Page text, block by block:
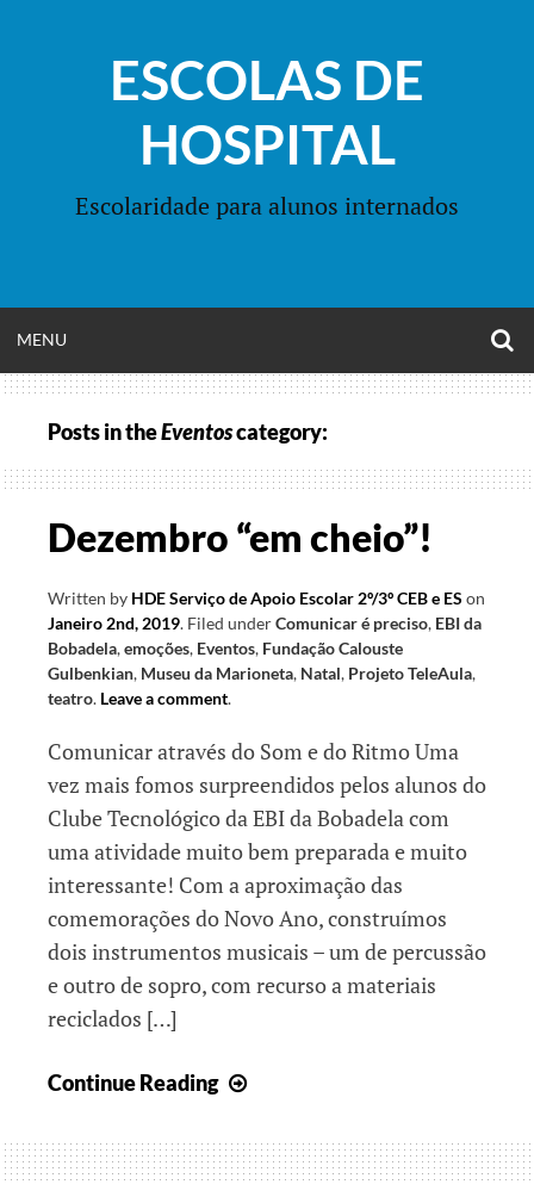
ESCOLAS DE
HOSPITAL
Escolaridade para alunos internados
MENU
MENU
Posts in theEventoscategory:
Dezembro “em cheio”!
Written by HDE Serviço de Apoio Escolar 2º/3º CEB e ES on
Janeiro 2nd, 2019. Filed underComunicar é preciso, EBI da
Bobadela,emoções, Eventos, Fundação Calouste
Gulbenkian, Museu da Marioneta, Natal, Projeto TeleAula,
teatro. Leave a comment.
Comunicar através do Som e do Ritmo Uma
vez mais fomos surpreendidos pelos alunos do
Clube Tecnológico da EBI da Bobadela com
uma atividade muito bem preparada e muito
interessante! Com a aproximação das
comemorações do Novo Ano, construímos
dois instrumentos musicais – um de percussão
e outro de sopro, com recurso a materiais
reciclados […]
Continue Reading
cheio”!